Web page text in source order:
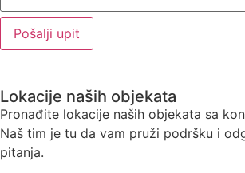
Pošalji upit
Lokacije naših objekata
Pronađite lokacije naših objekata sa
Naš tim je tu da vam pruži podršku i
pitanja.